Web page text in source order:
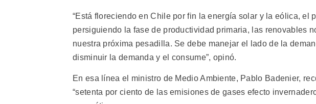
“Está floreciendo en Chile por fin la energía solar y la eólica, el
persiguiendo la fase de productividad primaria, las renovables
nuestra próxima pesadilla. Se debe manejar el lado de la
disminuir la demanda y el consume”, opinó.
En esa línea el ministro de Medio Ambiente, Pablo Badenier,
“setenta por ciento de las emisiones de gases efecto